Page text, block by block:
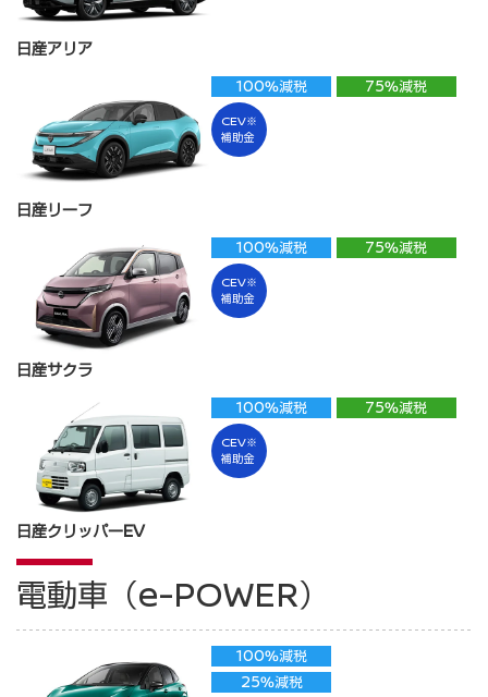
日産アリア
100%減税 75%減税
CEV※
補助金
日産リーフ
100%減税 75%減税
CEV※
補助金
日産サクラ
100%減税 75%減税
CEV※
補助金
日産クリッパーEV
電動車（e-POWER）
100%減税
25%減税